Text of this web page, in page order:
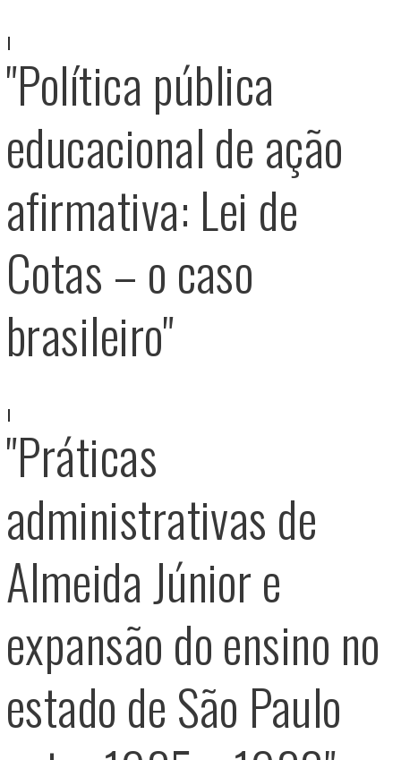
"Política pública
educacional de ação
afirmativa: Lei de
Cotas – o caso
brasileiro"
"Práticas
administrativas de
Almeida Júnior e
expansão do ensino no
estado de São Paulo